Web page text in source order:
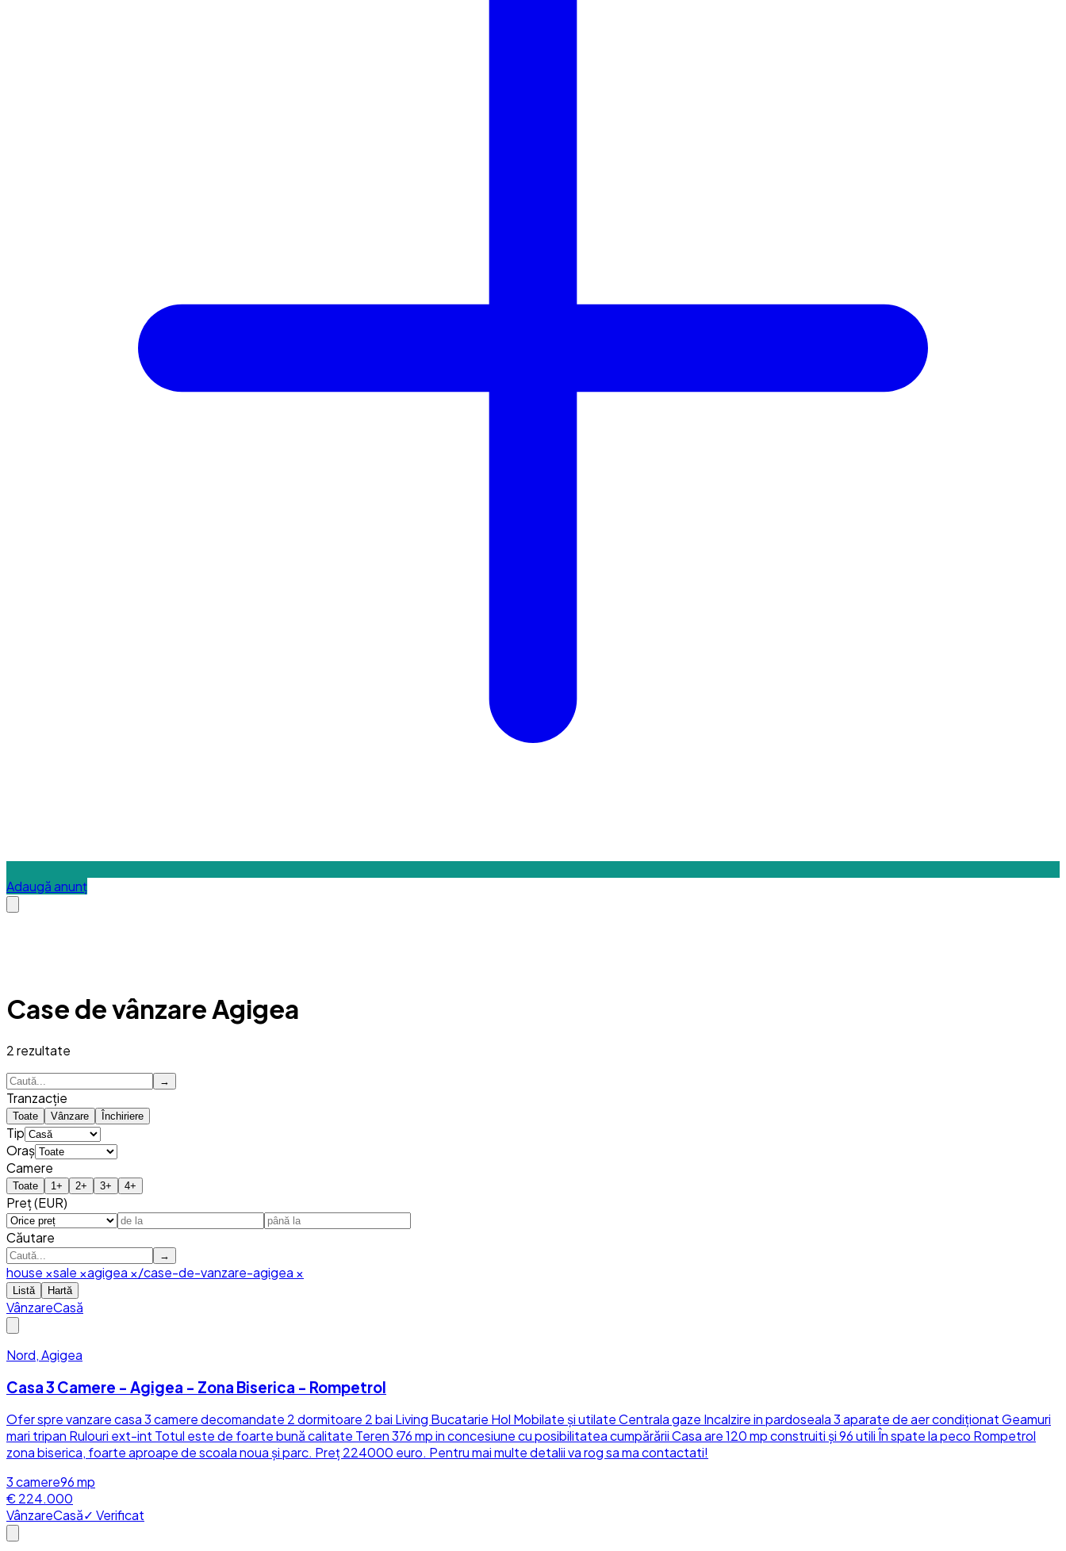
Adaugă anunț
Case de vânzare Agigea
2rezultate
→
Tranzacție
Toate Vânzare Închiriere
Tip
Oraș
Camere
Toate 1 + 2+ 3+ 4+
Preț (EUR)
Căutare
→
house ×sale ×agigea ×/case-de-vanzare-agigea ×
Listă Hartă
VânzareCasă
Nord, Agigea
Casa 3 Camere - Agigea - Zona Biserica - Rompetrol
Ofer spre vanzare casa 3 camere decomandate 2 dormitoare 2 bai Living Bucatarie Hol Mobilate și utilate Centrala gaze Incalzire in pardoseala 3 aparate de aer condiționat Geamuri
mari tripan Rulouri ext-int Totul este de foarte bună calitate Teren 376 mp in concesiune cu posibilitatea cumpărării Casa are 120 mp construiti și 96 utili În spate la peco Rompetrol
zona biserica, foarte aproape de scoala noua și parc. Preț 224000 euro. Pentru mai multe detalii va rog sa ma contactati!
3camere96mp
€ 224.000
VânzareCasă✓ Verificat